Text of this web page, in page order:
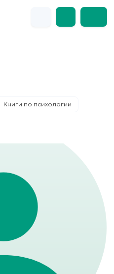
Книги по психологии